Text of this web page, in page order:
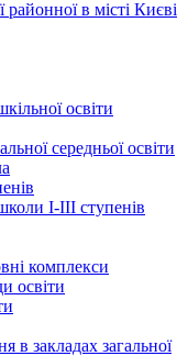
в місті Києві
освіти
середньої освіти
І-ІІІ ступенів
комплекси
освіти
в закладах загальної